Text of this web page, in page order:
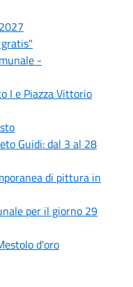
-
I e Piazza Vittorio
Guidi: dal 3 al 28
di pittura in
per il giorno 29
d'oro